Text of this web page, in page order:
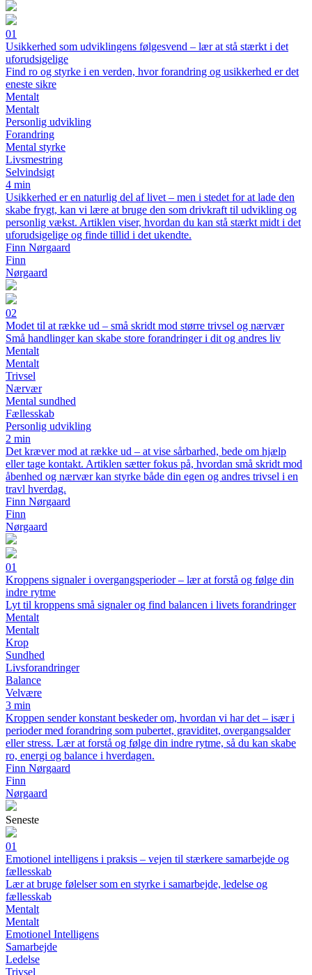
01
Usikkerhed som udviklingens følgesvend – lær at stå stærkt i det
uforudsigelige
Find ro og styrke i en verden, hvor forandring og usikkerhed er det
eneste sikre
Mentalt
Mentalt
Personlig udvikling
Forandring
Mental styrke
Livsmestring
Selvindsigt
4 min
Usikkerhed er en naturlig del af livet – men i stedet for at lade den
skabe frygt, kan vi lære at bruge den som drivkraft til udvikling og
personlig vækst. Artiklen viser, hvordan du kan stå stærkt midt i det
uforudsigelige og finde tillid i det ukendte.
Finn Nørgaard
Finn
Nørgaard
02
Modet til at række ud – små skridt mod større trivsel og nærvær
Små handlinger kan skabe store forandringer i dit og andres liv
Mentalt
Mentalt
Trivsel
Nærvær
Mental sundhed
Fællesskab
Personlig udvikling
2 min
Det kræver mod at række ud – at vise sårbarhed, bede om hjælp
eller tage kontakt. Artiklen sætter fokus på, hvordan små skridt mod
åbenhed og nærvær kan styrke både din egen og andres trivsel i en
travl hverdag.
Finn Nørgaard
Finn
Nørgaard
01
Kroppens signaler i overgangsperioder – lær at forstå og følge din
indre rytme
Lyt til kroppens små signaler og find balancen i livets forandringer
Mentalt
Mentalt
Krop
Sundhed
Livsforandringer
Balance
Velvære
3 min
Kroppen sender konstant beskeder om, hvordan vi har det – især i
perioder med forandring som pubertet, graviditet, overgangsalder
eller stress. Lær at forstå og følge din indre rytme, så du kan skabe
ro, energi og balance i hverdagen.
Finn Nørgaard
Finn
Nørgaard
Seneste
01
Emotionel intelligens i praksis – vejen til stærkere samarbejde og
fællesskab
Lær at bruge følelser som en styrke i samarbejde, ledelse og
fællesskab
Mentalt
Mentalt
Emotionel Intelligens
Samarbejde
Ledelse
Trivsel